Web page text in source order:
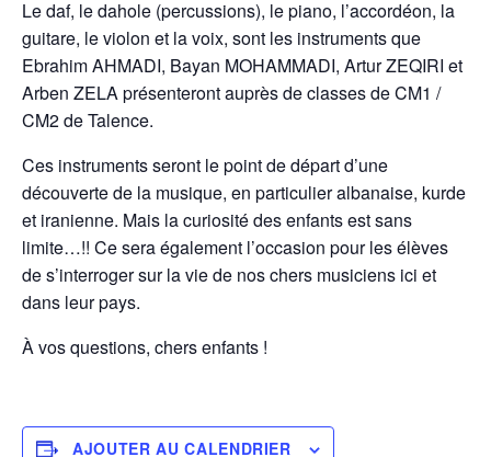
Le daf, le dahole (percussions), le piano, l’accordéon, la
guitare, le violon et la voix, sont les instruments que
Ebrahim AHMADI, Bayan MOHAMMADI, Artur ZEQIRI et
Arben ZELA présenteront auprès de classes de CM1 /
CM2 de Talence.
Ces instruments seront le point de départ d’une
découverte de la musique, en particulier albanaise, kurde
et iranienne. Mais la curiosité des enfants est sans
limite…!! Ce sera également l’occasion pour les élèves
de s’interroger sur la vie de nos chers musiciens ici et
dans leur pays.
À vos questions, chers enfants !
AJOUTER AU CALENDRIER